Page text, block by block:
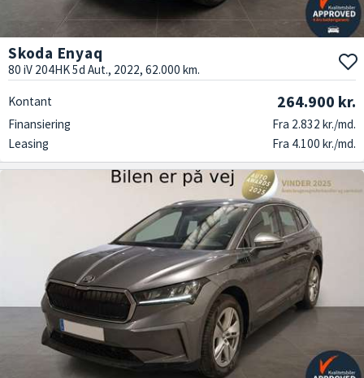
Skoda Enyaq
80 iV 204HK 5d Aut., 2022, 62.000 km.
Kontant 264.900 kr.
Finansiering
Fra 2.832 kr./md.
Leasing
Fra 4.100 kr./md.